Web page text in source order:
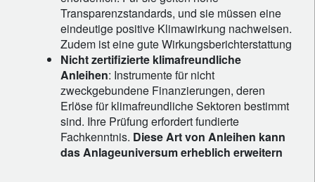
Transparenzstandards, und sie müssen eine
eindeutige positive Klimawirkung nachweisen.
Zudem ist eine gute Wirkungsberichterstattung
Nicht zertifizierte klimafreundliche
Anleihen: Instrumente für nicht
zweckgebundene Finanzierungen, deren
Erlöse für klimafreundliche Sektoren bestimmt
sind. Ihre Prüfung erfordert fundierte
Fachkenntnis. Diese Art von Anleihen kann
das Anlageuniversum erheblich erweitern